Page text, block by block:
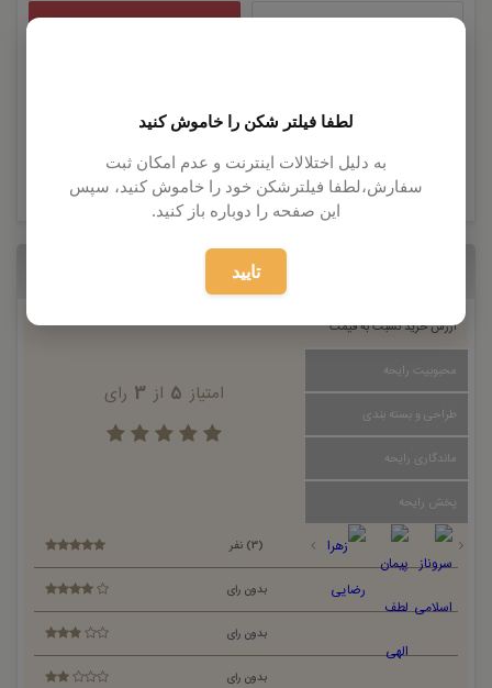
در برنامه خرید نمی پسندم
ارزش خرید نسبت به قیمت
محبوبیت رایحه
طراحی و بسته بندی
ماندگاری رایحه
پخش رایحه
امتیاز 5 از 3 رای
(3) نفر
بدون رای
بدون رای
بدون رای
لطفا فیلتر شکن را خاموش کنید
به دلیل اختلالات اینترنت و عدم امکان ثبت
سفارش،لطفا فیلترشکن خود را خاموش کنید، سپس
این صفحه را دوباره باز کنید.
تایید